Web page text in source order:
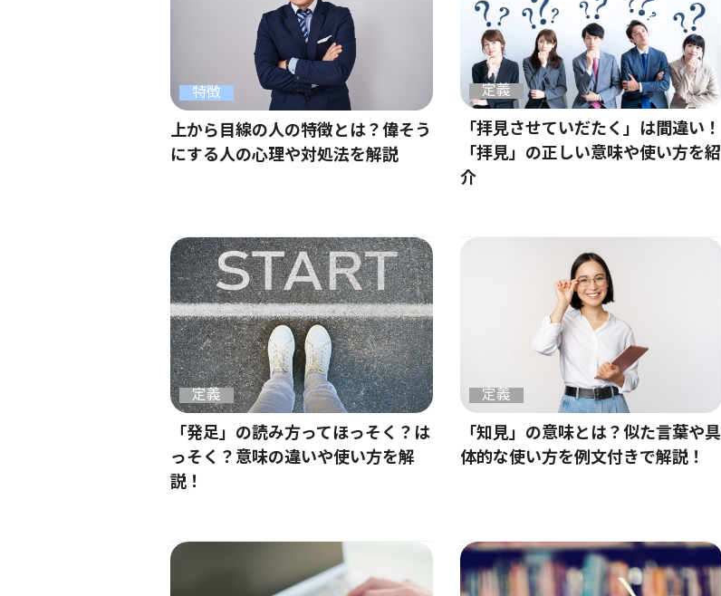
特徴
上から目線の人の特徴とは？偉そう
にする人の心理や対処法を解説
定義
「拝見させていだたく」は間違い！
「拝見」の正しい意味や使い方を紹
介
定義
「発足」の読み方ってほっそく？は
っそく？意味の違いや使い方を解
説！
定義
「知見」の意味とは？似た言葉や具
体的な使い方を例文付きで解説！